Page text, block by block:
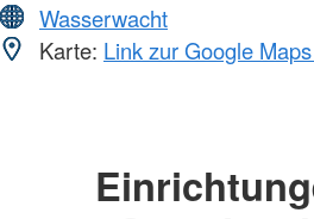
Wasserwacht
Karte: Link zur Google